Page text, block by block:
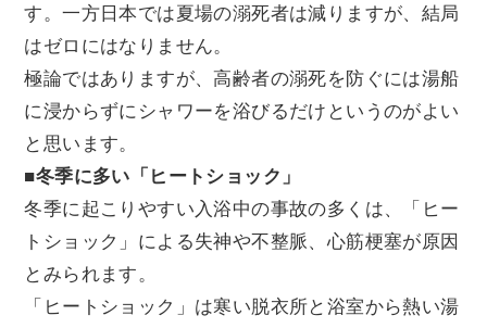
す。一方日本では夏場の溺死者は減りますが、結局
はゼロにはなりません。
極論ではありますが、高齢者の溺死を防ぐには湯船
に浸からずにシャワーを浴びるだけというのがよい
と思います。
■冬季に多い「ヒートショック」
冬季に起こりやすい入浴中の事故の多くは、「ヒー
トショック」による失神や不整脈、心筋梗塞が原因
とみられます。
「ヒートショック」は寒い脱衣所と浴室から熱い湯